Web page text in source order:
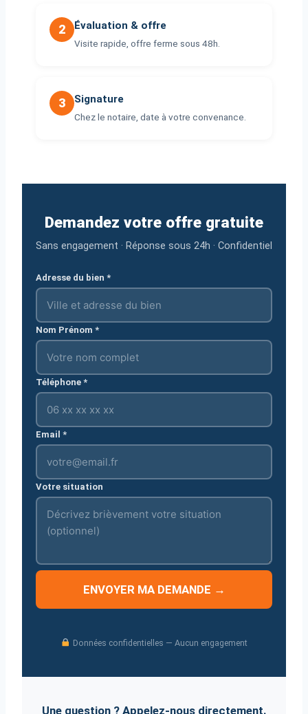
2 Évaluation & offre
Visite rapide, offre ferme sous 48h.
3 Signature
Chez le notaire, date à votre convenance.
Demandez votre offre gratuite
Sans engagement · Réponse sous 24h · Confidentiel
Adresse du bien *
Nom Prénom *
Téléphone *
Email *
Votre situation
ENVOYER MA DEMANDE →
Données confidentielles — Aucun engagement
Une question ? Appelez-nous directement.